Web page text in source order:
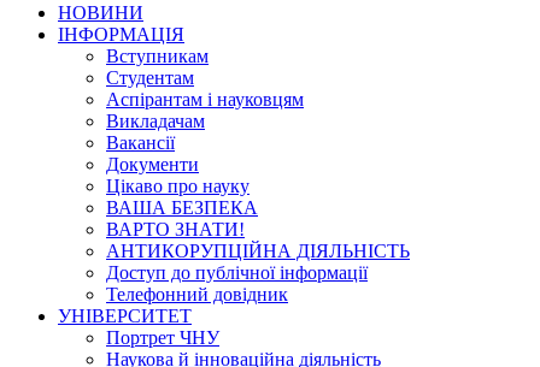
НОВИНИ
ІНФОРМАЦІЯ
Вступникам
Студентам
Аспірантам і науковцям
Викладачам
Вакансії
Документи
Цікаво про науку
ВАША БЕЗПЕКА
ВАРТО ЗНАТИ!
АНТИКОРУПЦІЙНА ДІЯЛЬНІСТЬ
Доступ до публічної інформації
Телефонний довідник
УНІВЕРСИТЕТ
Портрет ЧНУ
Наукова й інноваційна діяльність